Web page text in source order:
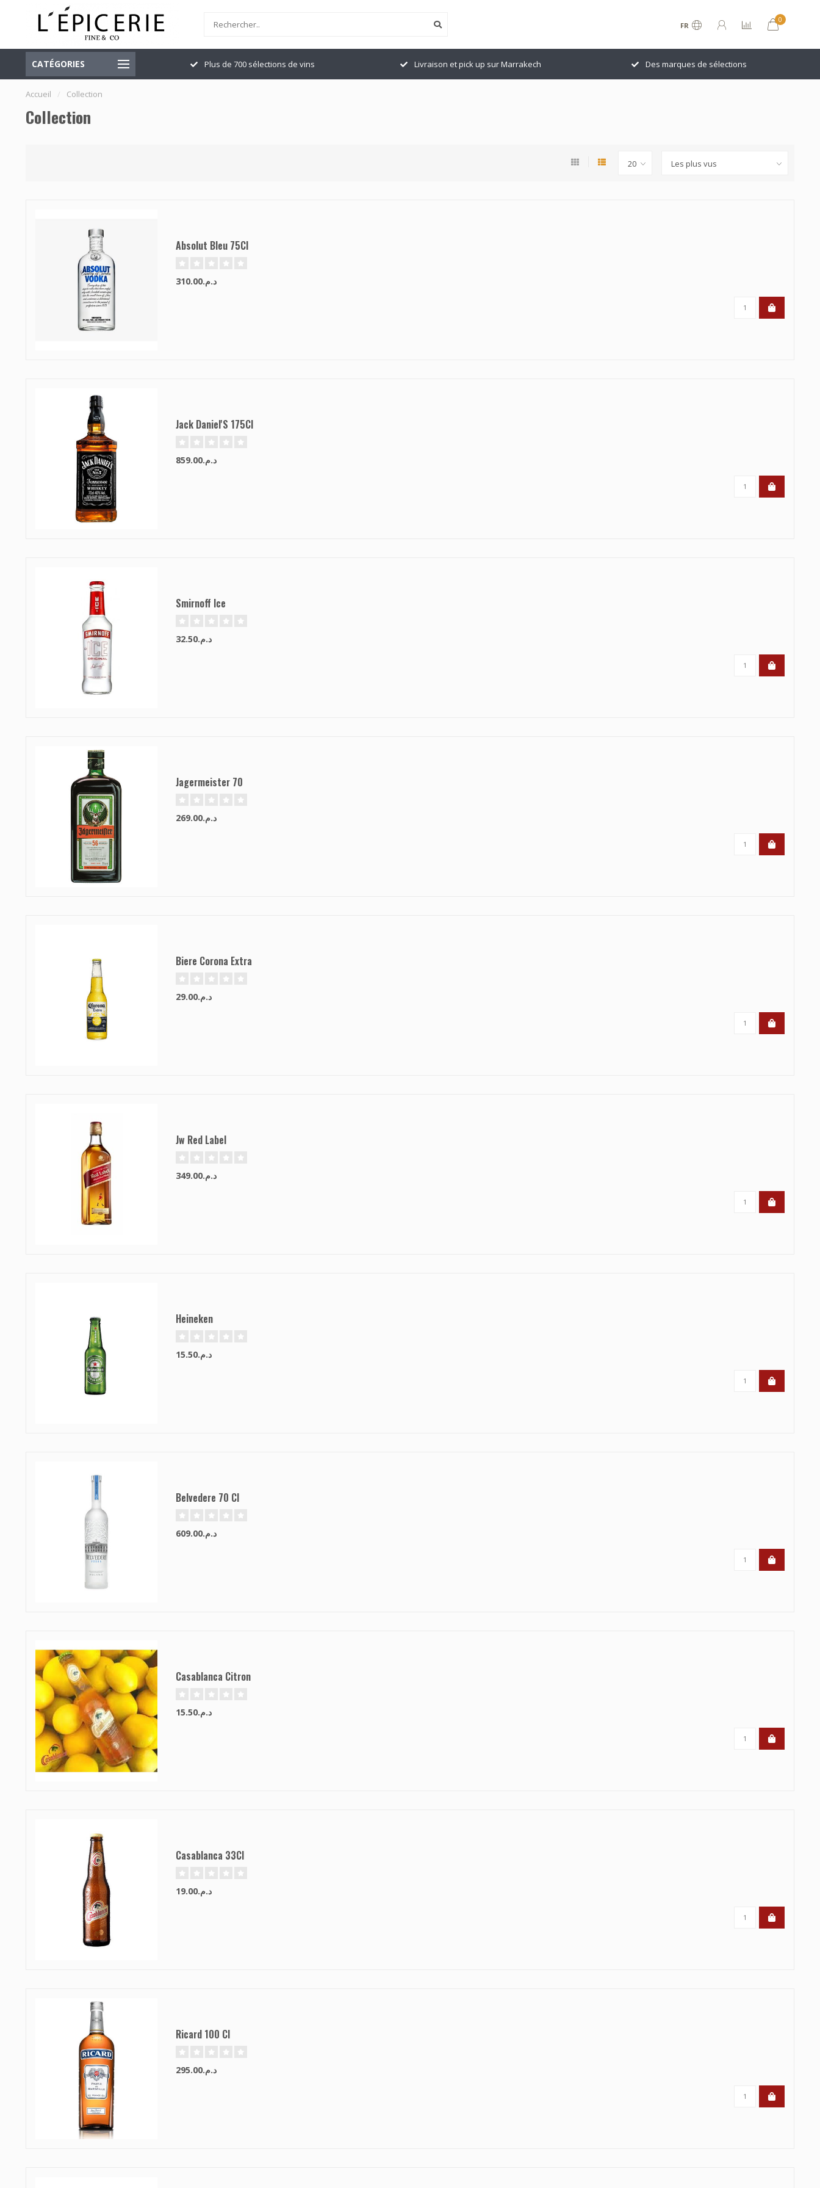
FR
0
CATÉGORIES
Officiellement ouvert Plus de 700 sélections de vins Livraison et pick up sur Marrakech Des marques de sélections
Accueil / Collection
Collection
Absolut Bleu 75Cl
د.م.310.00
Jack Daniel'S 175Cl
د.م.859.00
Smirnoff Ice
د.م.32.50
Jagermeister 70
د.م.269.00
Biere Corona Extra
د.م.29.00
Jw Red Label
د.م.349.00
Heineken
د.م.15.50
Belvedere 70 Cl
د.م.609.00
Casablanca Citron
د.م.15.50
Casablanca 33Cl
د.م.19.00
Ricard 100 Cl
د.م.295.00